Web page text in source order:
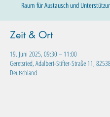
Raum für Austausch und
Zeit & Ort
19. Juni 2025, 09:30 – 11:00
Geretsried, Adalbert-Stifter-Straße 11,
Deutschland